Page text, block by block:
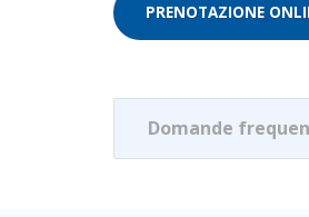
PRENOTAZIONE
Domande